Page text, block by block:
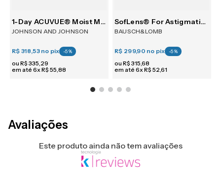
1-Day ACUVUE® Moist Multifocal 30
JOHNSON AND JOHNSON
R$ 318,53 no pix -5%
ou R$ 335,29
em até 6xR$ 55,88
SofLens® For Astigmatism 6
BAUSCH&LOMB
R$ 299,90 no pix -5%
ou R$ 315,68
em até 6xR$ 52,61
Avaliações
Este produto ainda não tem avaliações